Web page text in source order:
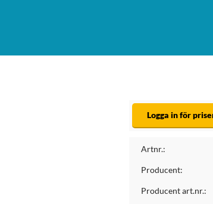
Logga in för
Artnr.:
Producent:
Producent art.nr.: